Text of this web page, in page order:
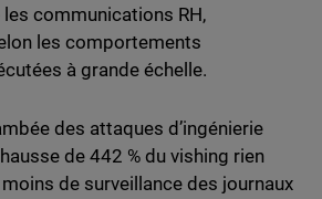
communications RH,
les comportements
à grande échelle.
des attaques d’ingénierie
de 442 % du vishing rien
moins de surveillance des journaux